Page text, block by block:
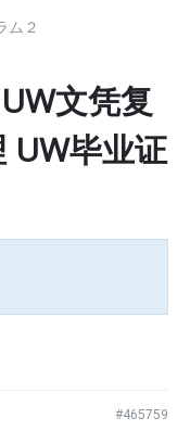
ム２
文凭复
毕业证
#465759